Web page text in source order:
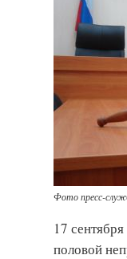
Фото пресс-
17
половой